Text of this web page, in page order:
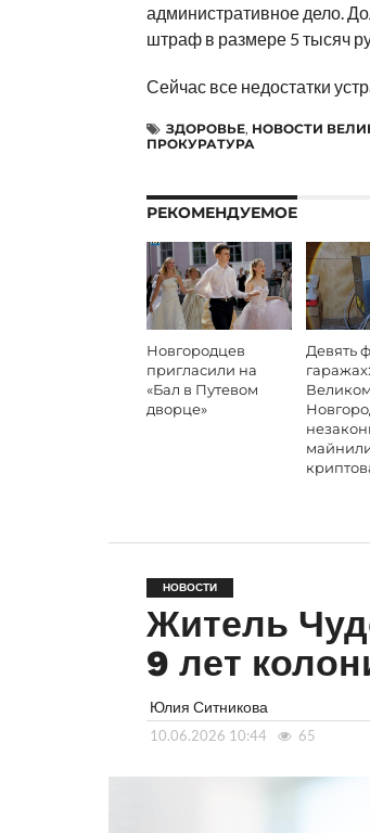
административное дело.
штраф в размере 5 тысяч
Сейчас все недостатки
ЗДОРОВЬЕ, НОВОСТИ
ПРОКУРАТУРА
РЕКОМЕНДУЕМОЕ
Новгородцев
пригласили на
«Бал в Путевом
дворце»
Девять
Великом
НОВОСТИ
Житель
9 лет
Юлия Ситникова
10.06.2026 10:44 65